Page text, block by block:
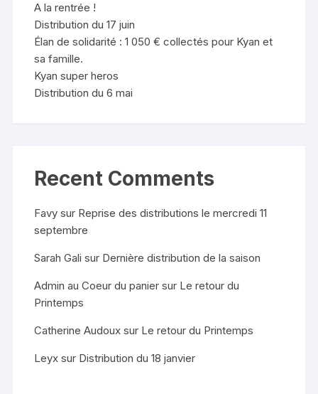
A la rentrée !
Distribution du 17 juin
Élan de solidarité : 1 050 € collectés pour Kyan et
sa famille.
Kyan super heros
Distribution du 6 mai
Recent Comments
Favy sur Reprise des distributions le mercredi 11
septembre
Sarah Gali sur Dernière distribution de la saison
Admin au Coeur du panier sur Le retour du
Printemps
Catherine Audoux sur Le retour du Printemps
Leyx sur Distribution du 18 janvier